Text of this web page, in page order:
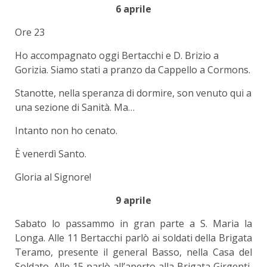
6 aprile
Ore 23
Ho accompagnato oggi Bertacchi e D. Brizio a
Gorizia. Siamo stati a pranzo da Cappello a Cormons.
Stanotte, nella speranza di dormire, son venuto qui a
una sezione di Sanità. Ma…
Intanto non ho cenato.
È venerdì Santo.
Gloria al Signore!
9 aprile
Sabato lo passammo in gran parte a S. Maria la
Longa. Alle 11 Bertacchi parlò ai soldati della Brigata
Teramo, presente il general Basso, nella Casa del